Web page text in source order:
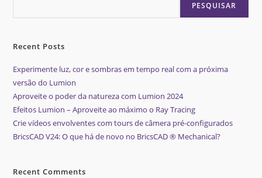
PESQUISAR
Recent Posts
Experimente luz, cor e sombras em tempo real com a próxima
versão do Lumion
Aproveite o poder da natureza com Lumion 2024
Efeitos Lumion – Aproveite ao máximo o Ray Tracing
Crie vídeos envolventes com tours de câmera pré-configurados
BricsCAD V24: O que há de novo no BricsCAD ® Mechanical?
Recent Comments